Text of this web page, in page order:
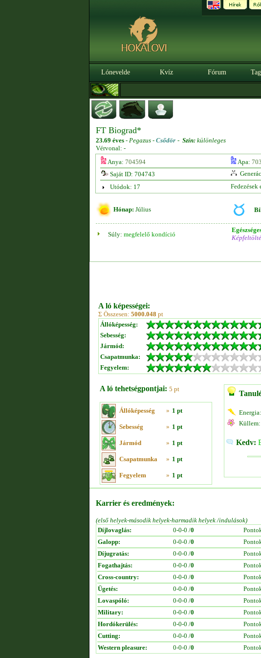
Lónevelde Kvíz Fórum
FT Biograd*
23.69 éves - Pegazus - Csődör - Szín: különleges
Vérvonal: -
Anya: 704594 Apa:
Saját ID: 704743
Utódok: 17
Fedezések
Hónap: Július
Súly: megfelelő kondíció
A ló képességei:
Σ Összesen: 5000.048 pt
Állóképesség:
Sebesség:
Jármód:
Csapatmunka:
Fegyelem:
A ló tehetségpontjai: 5 pt
Állóképesség » 1 pt
Sebesség » 1 pt
Jármód » 1 pt
Csapatmunka » 1 pt
Fegyelem » 1 pt
Energia:
Küllem:
Kedv:
Karrier és eredmények:
(első helyek-második helyek-harmadik helyek /indulások)
Díjlovaglás:
0-0-0 /0
Galopp:
0-0-0 /0
Díjugratás:
0-0-0 /0
Fogathajtás:
0-0-0 /0
Cross-country:
0-0-0 /0
Ügetés:
0-0-0 /0
Lovaspóló:
0-0-0 /0
Military:
0-0-0 /0
Hordókerülés:
0-0-0 /0
Cutting:
0-0-0 /0
Western pleasure:
0-0-0 /0